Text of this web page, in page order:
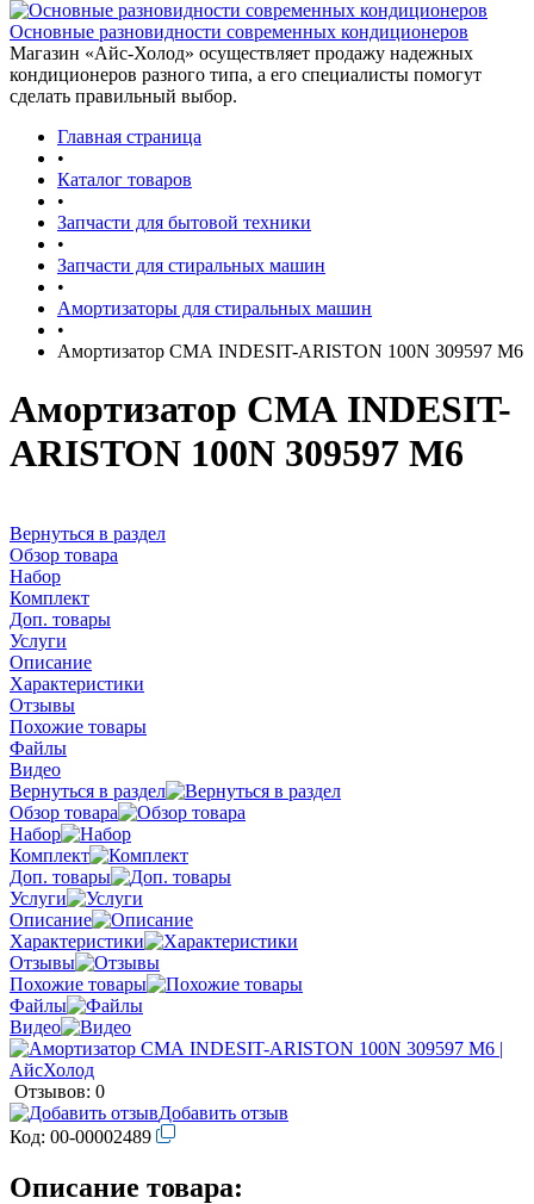
Основные разновидности современных кондиционеров
Магазин «Айс-Холод» осуществляет продажу надежных
кондиционеров разного типа, а его специалисты помогут
сделать правильный выбор.
Главная страница
•
Каталог товаров
•
Запчасти для бытовой техники
•
Запчасти для стиральных машин
•
Амортизаторы для стиральных машин
•
Амортизатор СМА INDESIT-ARISTON 100N 309597 M6
Амортизатор СМА INDESIT-
ARISTON 100N 309597 M6
Вернуться в раздел
Обзор товара
Набор
Комплект
Доп. товары
Услуги
Описание
Характеристики
Отзывы
Похожие товары
Файлы
Видео
Вернуться в раздел
Обзор товара
Набор
Комплект
Доп. товары
Услуги
Описание
Характеристики
Отзывы
Похожие товары
Файлы
Видео
Отзывов: 0
Добавить отзыв
Код: 00-00002489
Описание товара: